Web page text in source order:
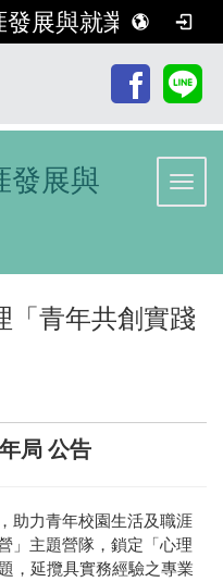
展與就業輔導組
發展與
「青年共創實踐
局 公告
助力青年校園生活及職涯
」主題營隊，鎖定「心理
，延攬具實務經驗之專業